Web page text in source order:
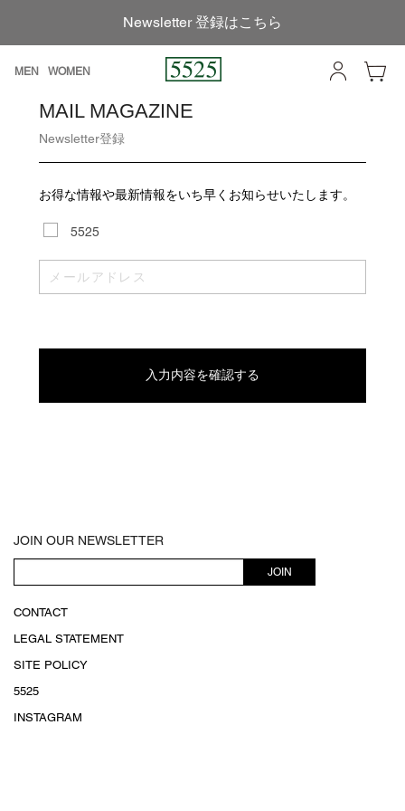
Newsletter 登録はこちら
MEN WOMEN
MAIL MAGAZINE
Newsletter登録
お得な情報や最新情報をいち早くお知らせいたします。
5525
JOIN OUR NEWSLETTER
JOIN
CONTACT
LEGAL STATEMENT
SITE POLICY
5525
INSTAGRAM